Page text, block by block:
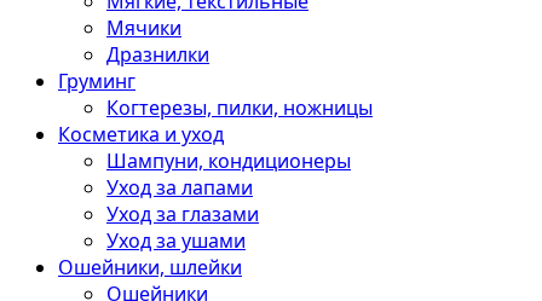
Мячики
Дразнилки
Груминг
Когтерезы, пилки, ножницы
Косметика и уход
Шампуни, кондиционеры
Уход за лапами
Уход за глазами
Уход за ушами
Ошейники, шлейки
Ошейники